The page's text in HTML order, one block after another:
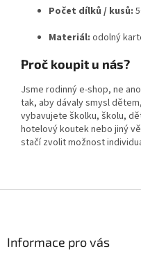
Počet dílků / kusů:
Materiál: odolný
Proč koupit u nás?
Jsme rodinný e-shop, ne
tak, aby dávaly smysl
vybavujete školku, školu,
hotelový koutek nebo jiný
stačí zvolit možnost
Informace pro vás